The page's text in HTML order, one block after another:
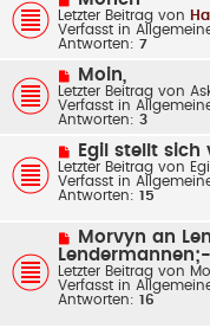
e
i
t
r
e
u
e
r
B
e
i
t
r
Letzter Beitrag von
Verfasst in
Antworten: 7
N
e
u
e
r
B
e
i
t
r
g
Moin,
Letzter Beitrag von
Verfasst in
Antworten: 3
N
e
u
e
r
e
i
t
r
a
g
Egil stellt sich
Letzter Beitrag von
Verfasst in
Antworten: 15
N
e
u
e
r
B
Morvyn an
Letzter Beitrag von
Verfasst in
Antworten: 16